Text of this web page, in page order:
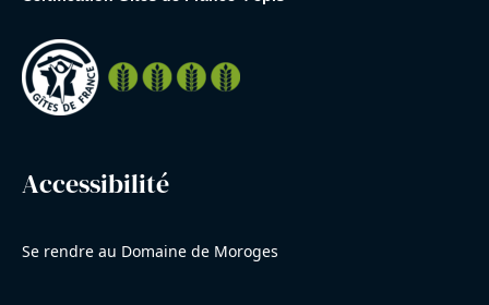
Accessibilité
Se rendre au Domaine de Moroges